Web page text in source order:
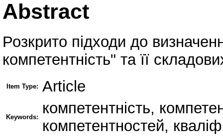
Abstract
Розкрито підходи до
компетентність" та її
Item Type: Article
Keywords:
компетентність,
компетентностей,